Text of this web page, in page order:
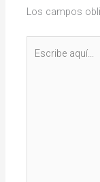
Los campos